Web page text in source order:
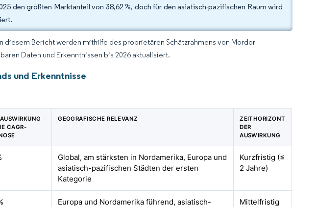
den größten Marktanteil von 38,62 %, doch für den asiatisch-pazifischen Raum wird
diesem Bericht werden mithilfe des proprietären Schätzrahmens von Mordor
Daten und Erkenntnissen bis 2026 aktualisiert.
und Erkenntnisse
CAGR-
GEOGRAFISCHE RELEVANZ
ZEITHORIZONT
DER
AUSWIRKUNG
Global, am stärksten in Nordamerika, Europa und
asiatisch-pazifischen Städten der ersten
Kategorie
Kurzfristig (≤
2 Jahre)
Europa und Nordamerika führend, asiatisch-
Mittelfristig